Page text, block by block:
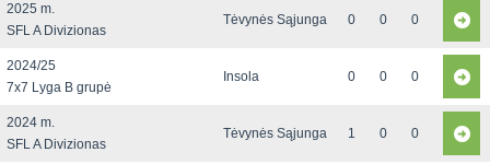
2025 m.
SFL A Divizionas
Tėvynės Sąjunga 0 0 0
2024/25
7x7 Lyga B grupė
Insola 0 0 0
2024 m.
SFL A Divizionas
Tėvynės Sąjunga 1 0 0